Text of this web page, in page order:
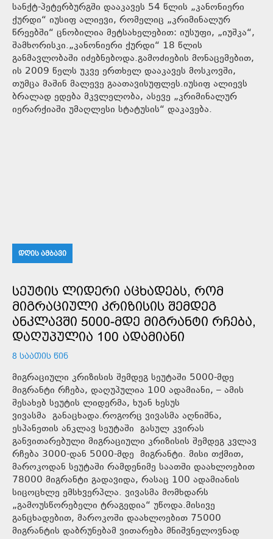
სანქტ-პეტერბურგში დააკავეს 54 წლის „კანონიერი
ქურდი“ იუსიფ ალიევი, რომელიც „კრიმინალურ
წრეებში“ ცნობილია მეტსახელებით: იუსუფი, „იუშკა“,
შამხორისკი.„კანონიერი ქურდი“ 18 წლის
განმავლობაში იძებნებოდა.გამოძიების მონაცემებით,
ის 2009 წელს უკვე ერთხელ დააკავეს მოსკოვში,
თუმცა მაშინ მალევე გაათავისუფლეს.იუსიფ ალიევს
ბრალად ედება მკვლელობა, ასევე „კრიმინალურ
იერარქიაში უმაღლესი სტატუსის“ დაკავება.
ᲓᲦᲘᲡ ᲐᲛᲑᲐᲕᲘ
ᲡᲔᲣᲢᲘᲡ ᲚᲘᲓᲔᲠᲘ ᲐᲪᲮᲐᲓᲔᲑᲡ, ᲠᲝᲛ
ᲛᲘᲒᲠᲐᲪᲘᲣᲚᲘ ᲙᲠᲘᲖᲘᲡᲘᲡ ᲨᲔᲛᲓᲔᲒ
ᲐᲜᲙᲚᲐᲕᲨᲘ 5000-ᲛᲓᲔ ᲛᲘᲒᲠᲐᲜᲢᲘ ᲠᲩᲔᲑᲐ,
ᲓᲐᲦᲣᲞᲣᲚᲘᲐ 100 ᲐᲓᲐᲛᲘᲐᲜᲘ
8 ᲡᲐᲐᲗᲘᲡ ᲬᲘᲜ
მიგრაციული კრიზისის შემდეგ სეუტაში 5000-მდე
მიგრანტი რჩება, დაღუპულია 100 ადამიანი, – ამის
შესახებ სეუტის ლიდერმა, ხუან ხესუს
ვივასმა განაცხადა.როგორც ვივასმა აღნიშნა,
ესპანეთის ანკლავ სეუტაში გასულ კვირას
განვითარებული მიგრაციული კრიზისის შემდეგ კვლავ
რჩება 3000-დან 5000-მდე მიგრანტი. მისი თქმით,
მაროკოდან სეუტაში რამდენიმე საათში დაახლოებით
78000 მიგრანტი გადავიდა, რასაც 100 ადამიანის
სიცოცხლე ემსხვერპლა. ვივასმა მომხდარს
„გამოუსწორებელი ტრაგედია“ უწოდა.მისივე
განცხადებით, მაროკოში დაახლოებით 75000
მიგრანტის დაბრუნებამ ვითარება მნიშვნელოვნად